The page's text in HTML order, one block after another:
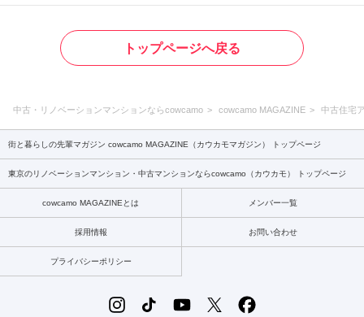
トップページへ戻る
中古・リノベーションマンションならcowcamo cowcamo MAGAZINE 中古住宅
街と暮らしの先輩マガジン cowcamo MAGAZINE（カウカモマガジン） トップページ
東京のリノベーションマンション・中古マンションならcowcamo（カウカモ） トップページ
cowcamo MAGAZINEとは メンバー一覧
採用情報 お問い合わせ
プライバシーポリシー